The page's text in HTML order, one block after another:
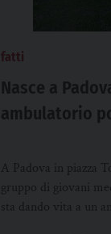
fatti
Nasce a
ambulatorio
A Padova in piazza
gruppo di giovani
sta dando vita a un